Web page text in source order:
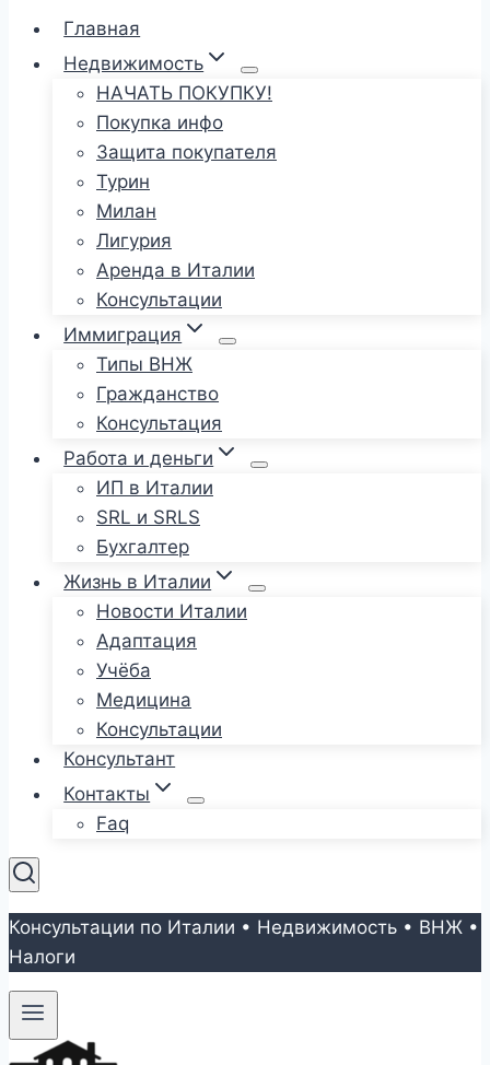
Главная
Недвижимость
НАЧАТЬ ПОКУПКУ!
Покупка инфо
Защита покупателя
Турин
Милан
Лигурия
Аренда в Италии
Консультации
Иммиграция
Типы ВНЖ
Гражданство
Консультация
Работа и деньги
ИП в Италии
SRL и SRLS
Бухгалтер
Жизнь в Италии
Новости Италии
Адаптация
Учёба
Медицина
Консультации
Консультант
Контакты
Faq
Консультации по Италии • Недвижимость • ВНЖ •
Налоги